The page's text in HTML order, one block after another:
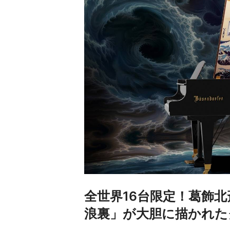
全世界16台限定！葛飾
浪裏」が大胆に描かれ